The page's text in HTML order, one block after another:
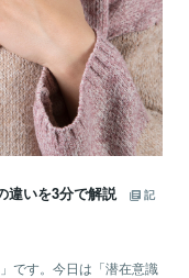
違いを3分で解説
記
です。今日は「潜在意識